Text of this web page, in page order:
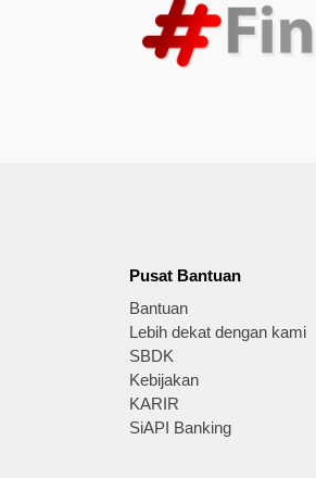
Pusat Bantuan
Bantuan
Lebih dekat dengan kami
SBDK
Kebijakan
KARIR
SiAPI Banking